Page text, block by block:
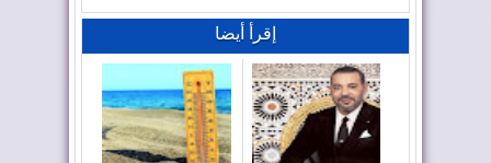
إقرأ أيضا